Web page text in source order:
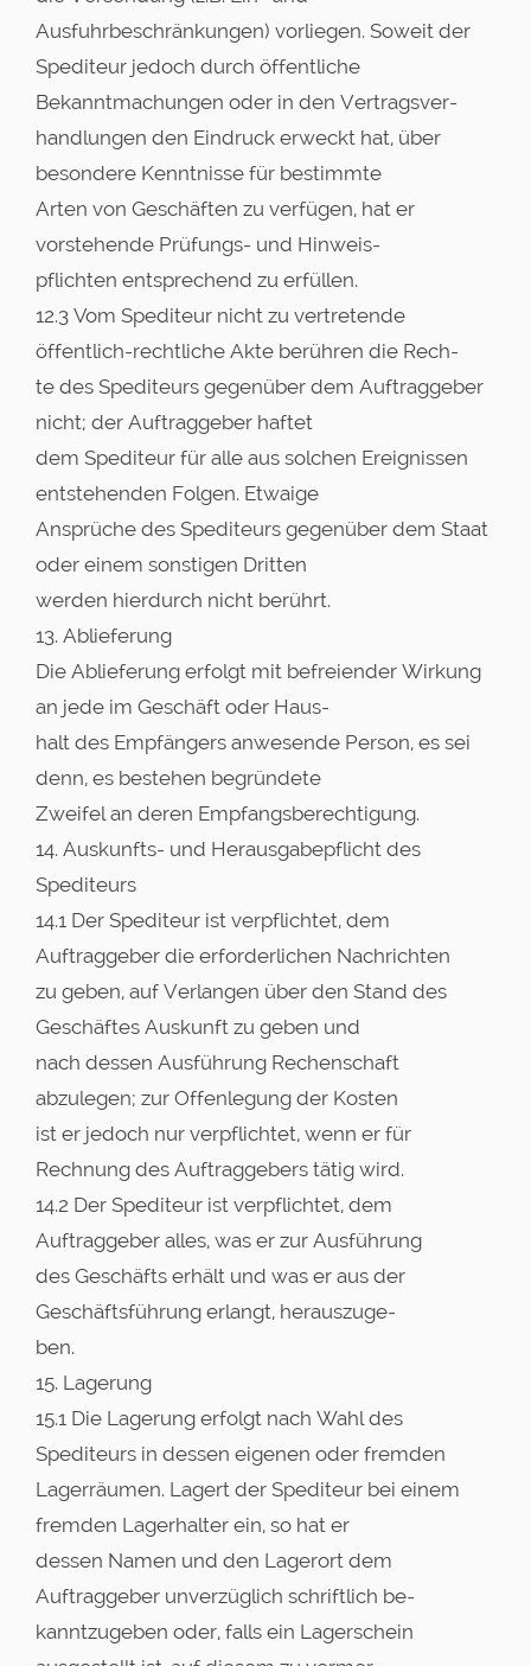
Ausfuhrbeschränkungen) vorliegen. Soweit der
Spediteur jedoch durch öffentliche
Bekanntmachungen oder in den Vertragsver-
handlungen den Eindruck erweckt hat, über
besondere Kenntnisse für bestimmte
Arten von Geschäften zu verfügen, hat er
vorstehende Prüfungs- und Hinweis-
pflichten entsprechend zu erfüllen.
12.3 Vom Spediteur nicht zu vertretende
öffentlich-rechtliche Akte berühren die Rech-
te des Spediteurs gegenüber dem Auftraggeber
nicht; der Auftraggeber haftet
dem Spediteur für alle aus solchen Ereignissen
entstehenden Folgen. Etwaige
Ansprüche des Spediteurs gegenüber dem Staat
oder einem sonstigen Dritten
werden hierdurch nicht berührt.
13. Ablieferung
Die Ablieferung erfolgt mit befreiender Wirkung
an jede im Geschäft oder Haus-
halt des Empfängers anwesende Person, es sei
denn, es bestehen begründete
Zweifel an deren Empfangsberechtigung.
14. Auskunfts- und Herausgabepflicht des
Spediteurs
14.1 Der Spediteur ist verpflichtet, dem
Auftraggeber die erforderlichen Nachrichten
zu geben, auf Verlangen über den Stand des
Geschäftes Auskunft zu geben und
nach dessen Ausführung Rechenschaft
abzulegen; zur Offenlegung der Kosten
ist er jedoch nur verpflichtet, wenn er für
Rechnung des Auftraggebers tätig wird.
14.2 Der Spediteur ist verpflichtet, dem
Auftraggeber alles, was er zur Ausführung
des Geschäfts erhält und was er aus der
Geschäftsführung erlangt, herauszuge-
ben.
15. Lagerung
15.1 Die Lagerung erfolgt nach Wahl des
Spediteurs in dessen eigenen oder fremden
Lagerräumen. Lagert der Spediteur bei einem
fremden Lagerhalter ein, so hat er
dessen Namen und den Lagerort dem
Auftraggeber unverzüglich schriftlich be-
kanntzugeben oder, falls ein Lagerschein